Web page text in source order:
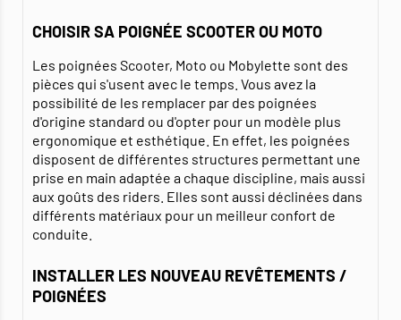
CHOISIR SA POIGNÉE SCOOTER OU MOTO
Les poignées Scooter, Moto ou Mobylette sont des
pièces qui s'usent avec le temps. Vous avez la
possibilité de les remplacer par des poignées
d'origine standard ou d'opter pour un modèle plus
ergonomique et esthétique. En effet, les poignées
disposent de différentes structures permettant une
prise en main adaptée a chaque discipline, mais aussi
aux goûts des riders. Elles sont aussi déclinées dans
différents matériaux pour un meilleur confort de
conduite.
INSTALLER LES NOUVEAU REVÊTEMENTS /
POIGNÉES